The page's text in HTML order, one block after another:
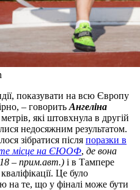
показувати на всю Європу
– говорить Ангеліна
які штовхнула в другій
недосяжним результатом.
зібратися після поразки в
місце на ЄЮОФ, де вона
– прим.авт.) і в Тампере
Це було
на те, що у фіналі може бути